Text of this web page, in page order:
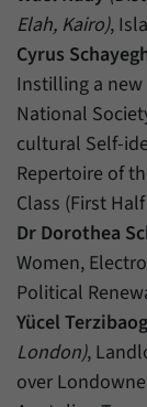
Elah, Kairo),
Cyrus
Instilling a
National
cultural Self-
Repertoire of
Class (First
Dr Dorothea
Women,
Political
Yücel
London),
over